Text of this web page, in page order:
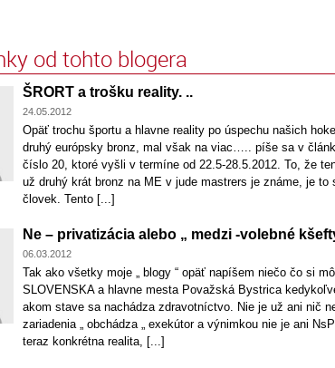
od tohto blogera
ŠRORT a trošku reality. ..
24.05.2012
Opäť trochu športu a hlavne reality po úspechu našich
druhý európsky bronz, mal však na viac….. píše sa v
číslo 20, ktoré vyšli v termíne od 22.5-28.5.2012. To, že
už druhý krát bronz na ME v jude mastrers je známe, je to
človek. Tento [...]
Ne – privatizácia alebo „ medzi -volebné
06.03.2012
Tak ako všetky moje „ blogy “ opäť napíšem niečo čo si
SLOVENSKA a hlavne mesta Považská Bystrica
akom stave sa nachádza zdravotníctvo. Nie je už ani nič
zariadenia „ obchádza „ exekútor a výnimkou nie je ani
teraz konkrétna realita, [...]